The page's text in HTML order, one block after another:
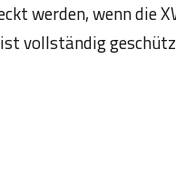
werden, wenn die
vollständig